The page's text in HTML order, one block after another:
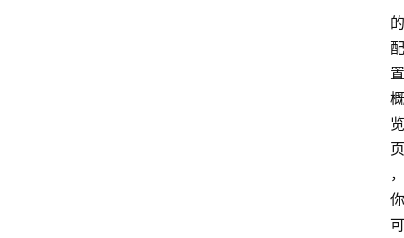
的
配
置
概
览
页
，
你
可